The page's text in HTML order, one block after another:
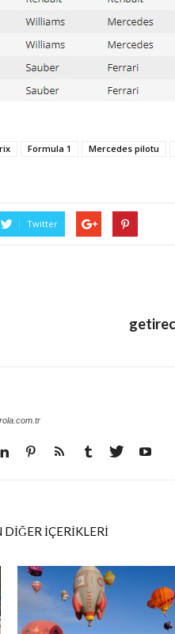
Formula 1 Mercedes pilotu
Twitter
DİĞER İÇERİKLERİ